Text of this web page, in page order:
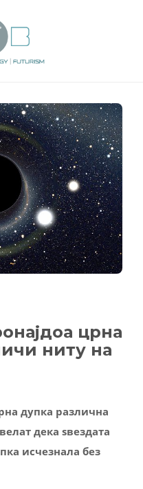
црна
ниту на
дупка различна
дека ѕвездата
исчезнала без